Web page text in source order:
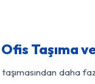
Taşıma
taşımasından daha